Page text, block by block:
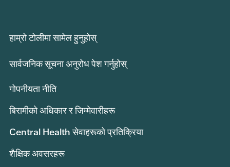
हाम्रो टोलीमा सामेल हुनुहोस्
सार्वजनिक सूचना अनुरोध पेश गर्नुहोस्
गोपनीयता नीति
बिरामीको अधिकार र जिम्मेवारीहरू
Central Health सेवाहरूको प्रतिक्रिया
शैक्षिक अवसरहरू